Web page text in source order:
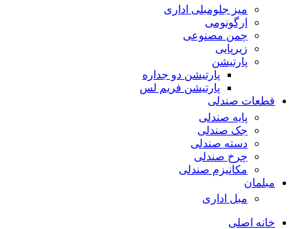
میز جلومبلی اداری
ارگونومی
چمن مصنوعی
زیرپایی
پارتیشن
پارتیشن دو جداره
پارتیشن فریم لس
قطعات صندلی
پایه صندلی
جک صندلی
دسته صندلی
چرخ صندلی
مکانیزم صندلی
مبلمان
مبل اداری
خانه اصلی